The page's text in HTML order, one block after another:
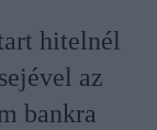
hitelnél
az
bankra